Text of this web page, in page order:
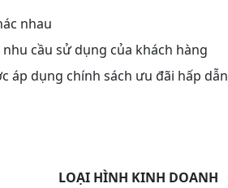
nhau
cầu sử dụng của khách hàng
áp dụng chính sách ưu đãi hấp dẫn
LOẠI HÌNH KINH DOANH